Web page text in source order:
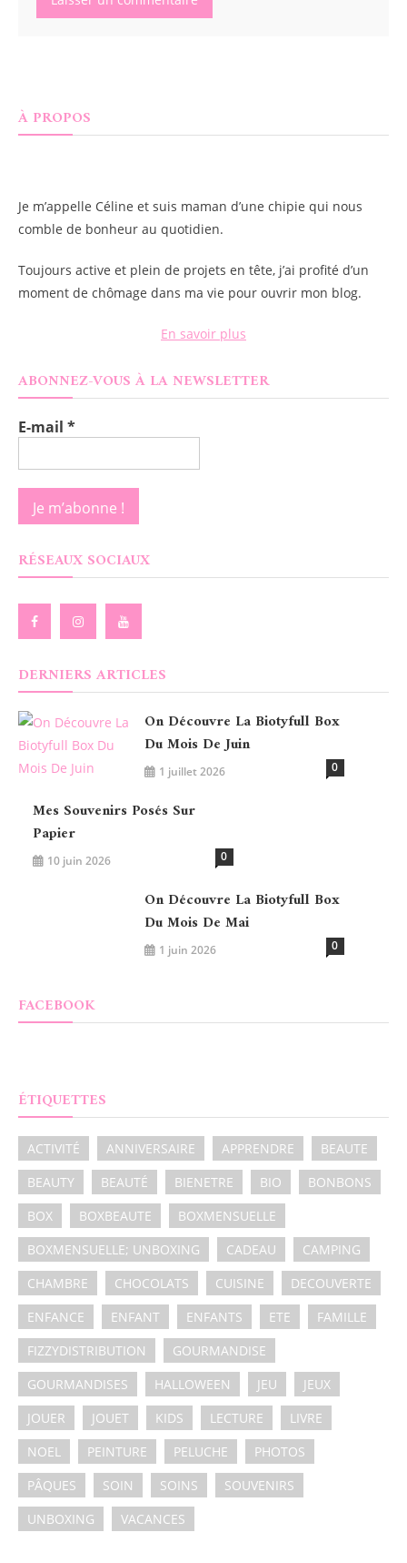
À PROPOS
Je m’appelle Céline et suis maman d’une chipie qui nous
comble de bonheur au quotidien.
Toujours active et plein de projets en tête, j’ai profité d’un
moment de chômage dans ma vie pour ouvrir mon blog.
En savoir plus
ABONNEZ-VOUS À LA NEWSLETTER
E-mail *
RÉSEAUX SOCIAUX
DERNIERS ARTICLES
On Découvre La Biotyfull Box
Du Mois De Juin
1 juillet 2026 0
Mes Souvenirs Posés Sur
Papier
10 juin 2026 0
On Découvre La Biotyfull Box
Du Mois De Mai
1 juin 2026 0
FACEBOOK
ÉTIQUETTES
ACTIVITÉ ANNIVERSAIRE APPRENDRE
BEAUTE
BEAUTY
BEAUTÉ BIENETRE BIO
BONBONS
BOX
BOXBEAUTE
BOXMENSUELLE
BOXMENSUELLE; UNBOXING
CADEAU
CAMPING
CHAMBRE
CHOCOLATS CUISINE
DECOUVERTE
ENFANCE
ENFANT ENFANTS ETE
FAMILLE
FIZZYDISTRIBUTION
GOURMANDISE
GOURMANDISES
HALLOWEEN JEU
JEUX
JOUER
JOUET KIDS LECTURE
LIVRE
NOEL
PEINTURE PELUCHE
PHOTOS
PÂQUES
SOIN SOINS
SOUVENIRS
UNBOXING
VACANCES